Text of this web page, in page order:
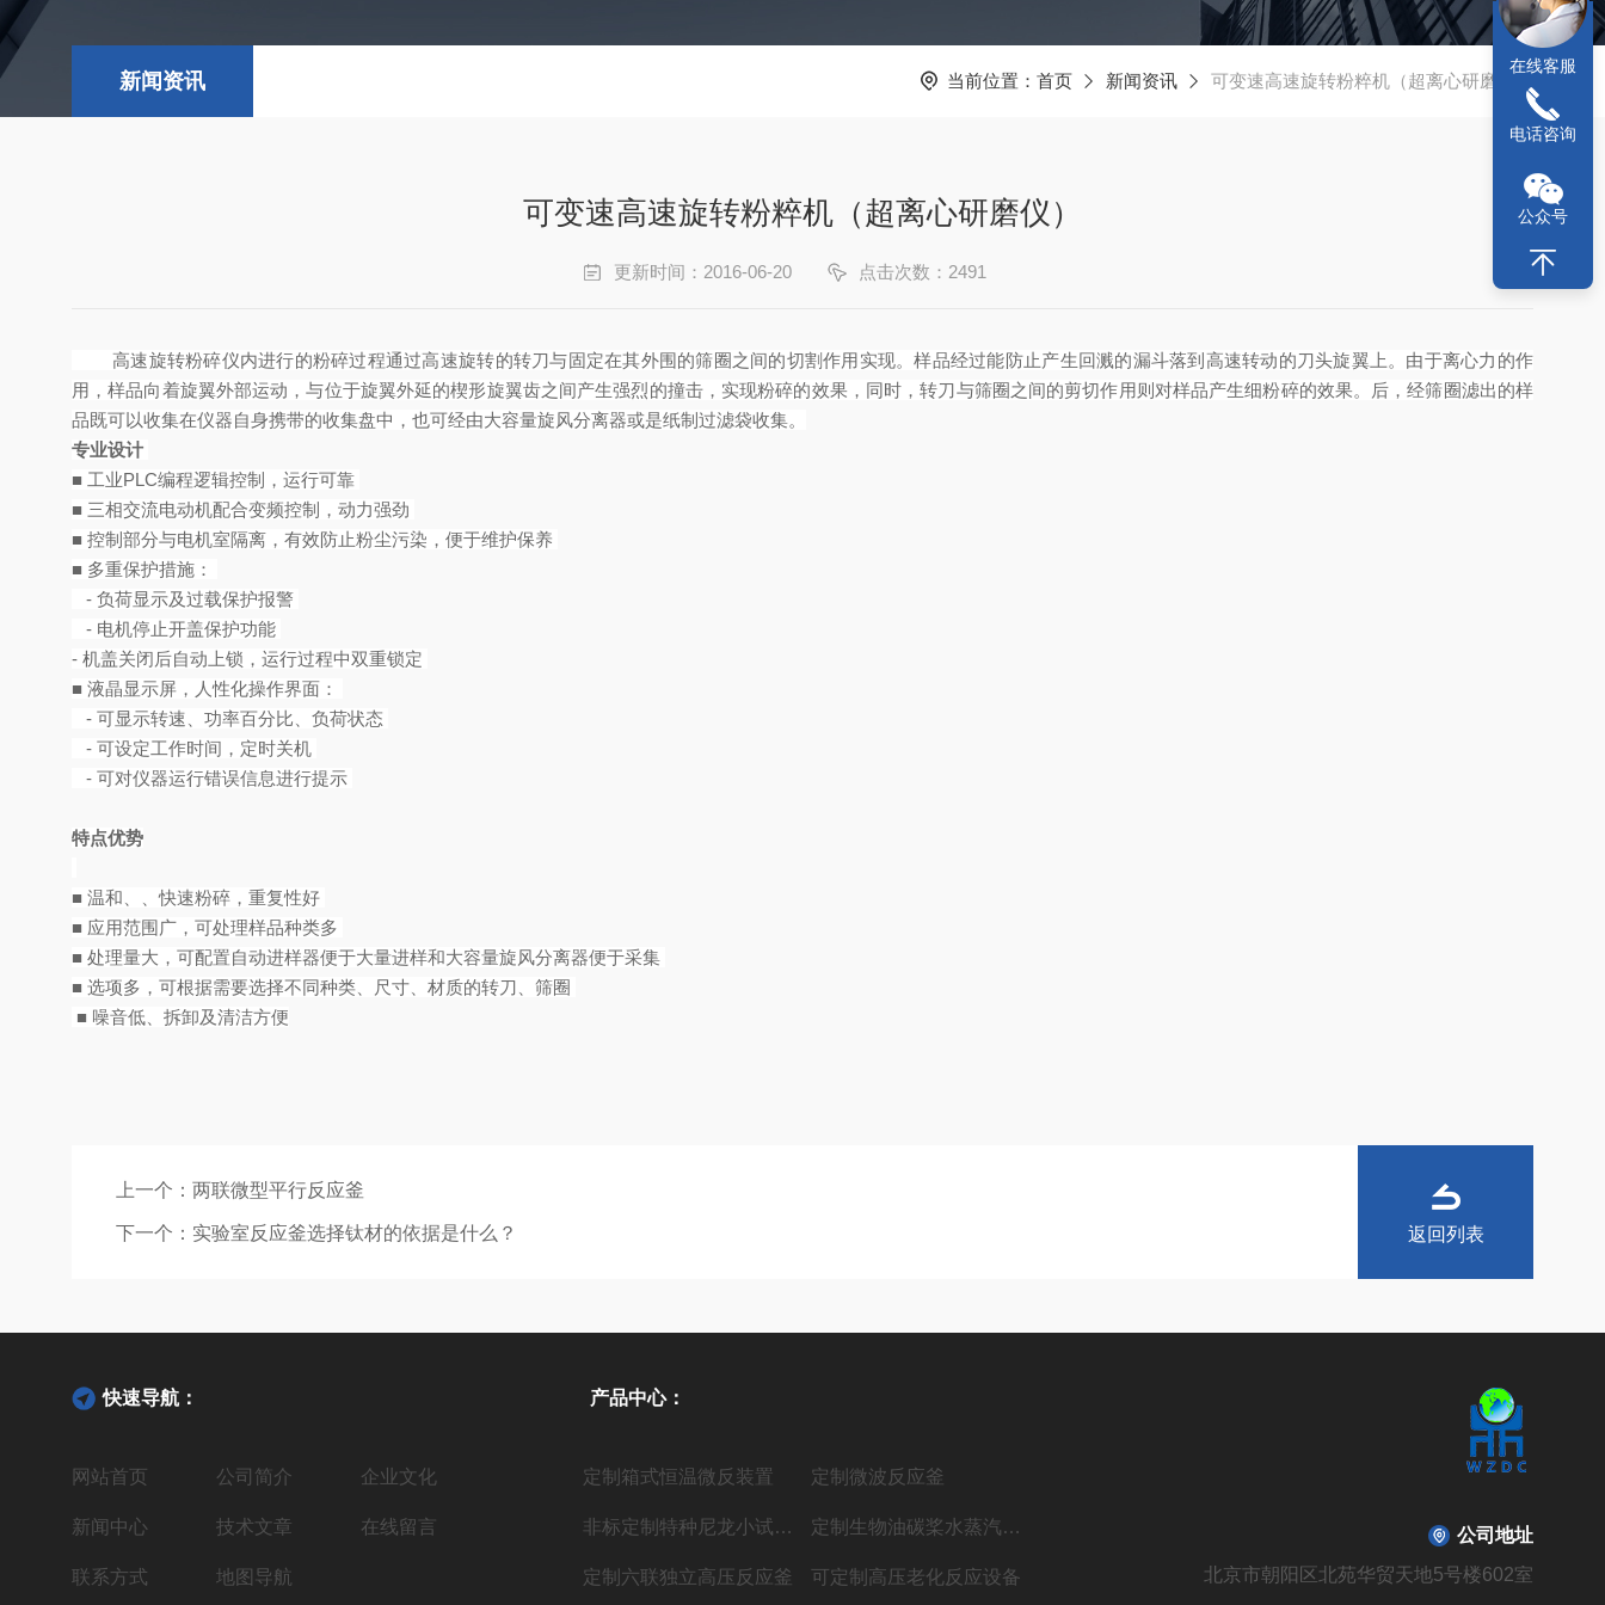
新闻资讯 当前位置： 首页 新闻资讯 可变速高速旋转粉粹机（超离心研磨仪）
可变速高速旋转粉粹机（超离心研磨仪）
更新时间：2016-06-20 点击次数：2491
高速旋转粉碎仪内进行的粉碎过程通过高速旋转的转刀与固定在其外围的筛圈之间的切割作用实现。样品经过能防止产生回溅的漏斗落到高速转动的刀头旋翼上。由于离心力的作
用，样品向着旋翼外部运动，与位于旋翼外延的楔形旋翼齿之间产生强烈的撞击，实现粉碎的效果，同时，转刀与筛圈之间的剪切作用则对样品产生细粉碎的效果。后，经筛圈滤出的样
品既可以收集在仪器自身携带的收集盘中，也可经由大容量旋风分离器或是纸制过滤袋收集。
专业设计
■ 工业PLC编程逻辑控制，运行可靠
■ 三相交流电动机配合变频控制，动力强劲
■ 控制部分与电机室隔离，有效防止粉尘污染，便于维护保养
■ 多重保护措施：
- 负荷显示及过载保护报警
- 电机停止开盖保护功能
- 机盖关闭后自动上锁，运行过程中双重锁定
■ 液晶显示屏，人性化操作界面：
- 可显示转速、功率百分比、负荷状态
- 可设定工作时间，定时关机
- 可对仪器运行错误信息进行提示
特点优势
■ 温和、、快速粉碎，重复性好
■ 应用范围广，可处理样品种类多
■ 处理量大，可配置自动进样器便于大量进样和大容量旋风分离器便于采集
■ 选项多，可根据需要选择不同种类、尺寸、材质的转刀、筛圈
■ 噪音低、拆卸及清洁方便
上一个： 两联微型平行反应釜
下一个： 实验室反应釜选择钛材的依据是什么？ 返回列表
快速导航：
网站首页 公司简介 企业文化
新闻中心 技术文章 在线留言
联系方式 地图导航
产品中心：
定制箱式恒温微反装置 定制微波反应釜
非标定制特种尼龙小试聚合反应装置 定制生物油碳桨水蒸汽气化制氢液体燃料装置
定制六联独立高压反应釜 可定制高压老化反应设备
公司地址
北京市朝阳区北苑华贸天地5号楼602室
在线客服
电话咨询
公众号